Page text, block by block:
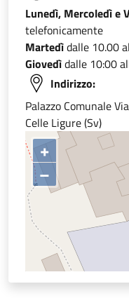
Lunedì, Mercoledì e
telefonicamente
Martedìdalle 10.00
Giovedìdalle 10:00
Indirizzo:
Palazzo Comunale
Celle Ligure (Sv)
+
–